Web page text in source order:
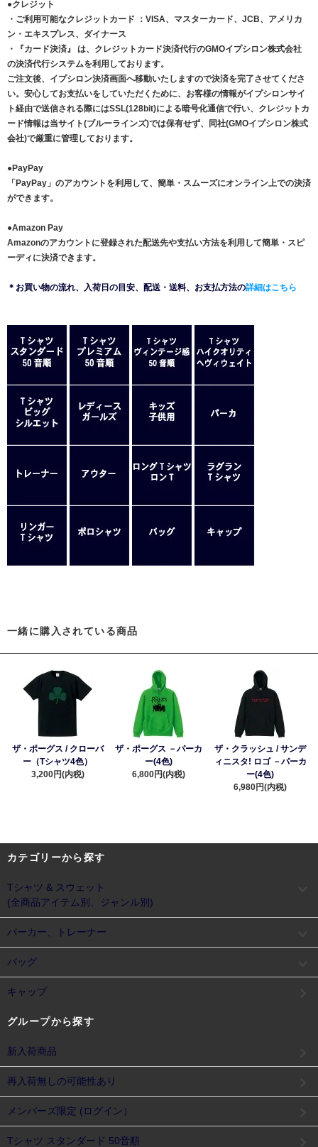
●クレジット
・ご利用可能なクレジットカード ：VISA、マスターカード、JCB、アメリカ
ン・エキスプレス、ダイナース
・『カード決済』 は、クレジットカード決済代行のGMOイプシロン株式会社
の決済代行システムを利用しております。
ご注文後、イプシロン決済画面へ移動いたしますので決済を完了させてくださ
い。安心してお支払いをしていただくために、お客様の情報がイプシロンサイ
ト経由で送信される際にはSSL(128bit)による暗号化通信で行い、クレジットカ
ード情報は当サイト(ブルーラインズ)では保有せず、同社(GMOイプシロン株式
会社)で厳重に管理しております。
●PayPay
「PayPay」のアカウントを利用して、簡単・スムーズにオンライン上での決済
ができます。
●Amazon Pay
Amazonのアカウントに登録された配送先や支払い方法を利用して簡単・スピ
ーディに決済できます。
＊お買い物の流れ、入荷日の目安、配送・送料、お支払方法の詳細はこちら
一緒に購入されている商品
ザ・ポーグス / クローバ
ー（Tシャツ4色）
3,200円(内税)
ザ・ポーグス －パーカ
ー(4色)
6,800円(内税)
ザ・クラッシュ / サンデ
ィニスタ! ロゴ －パーカ
ー(4色)
6,980円(内税)
カテゴリーから探す
Tシャツ & スウェット
(全商品アイテム別、ジャンル別)
パーカー、トレーナー
バッグ
キャップ
グループから探す
新入荷商品
再入荷無しの可能性あり
メンバーズ限定 (ログイン）
Tシャツ スタンダード 50音順